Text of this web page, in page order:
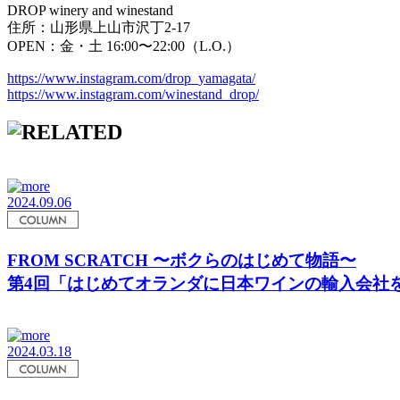
DROP winery and winestand
住所：山形県上山市沢丁2-17
OPEN：金・土 16:00〜22:00（L.O.）
https://www.instagram.com/drop_yamagata/
https://www.instagram.com/winestand_drop/
2024.09.06
FROM SCRATCH 〜ボクらのはじめて物語〜
第4回「はじめてオランダに日本ワインの輸入会社
2024.03.18